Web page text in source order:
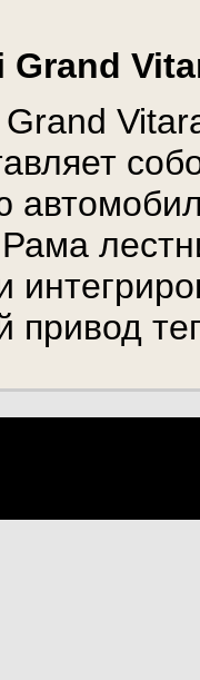
Grand
привод